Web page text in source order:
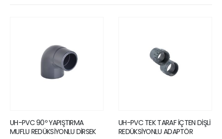
UH-PVC 90º YAPIŞTIRMA
MUFLU REDÜKSİYONLU DİRSEK
UH-PVC TEK TARAF İÇTEN DİŞLİ
REDÜKSİYONLU ADAPTÖR